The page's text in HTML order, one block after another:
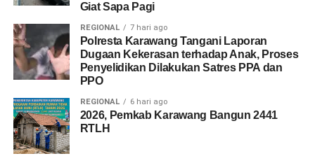
Giat Sapa Pagi
REGIONAL 7 hari ago
Polresta Karawang Tangani Laporan
Dugaan Kekerasan terhadap Anak, Proses
Penyelidikan Dilakukan Satres PPA dan
PPO
REGIONAL 6 hari ago
2026, Pemkab Karawang Bangun 2441
RTLH